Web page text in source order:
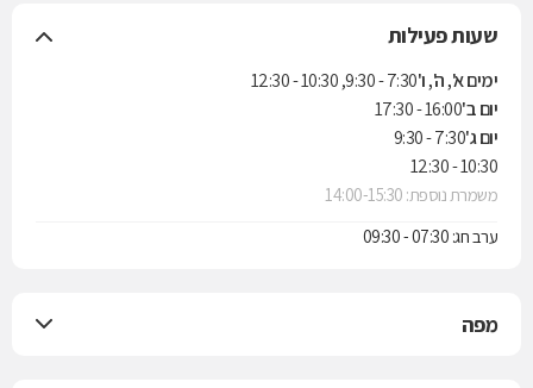
שעות פעילות
ימים א', ה', ו'7:30 - 9:30, 10:30 - 12:30
יום ב'16:00 - 17:30
יום ג'7:30 - 9:30
10:30 - 12:30
משמרת נוספת: 14:00-15:30
ערב חג: 07:30 - 09:30
מפה